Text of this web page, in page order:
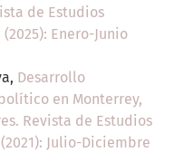
de Estudios
Enero-Junio
Desarrollo
en Monterrey,
Revista de Estudios
Julio-Diciembre